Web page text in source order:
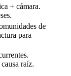
+ cámara.
de
para
raíz.